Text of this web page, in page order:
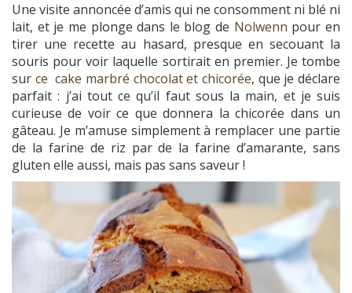
Une visite annoncée d’amis qui ne consomment ni blé ni
lait, et je me plonge dans le blog de Nolwenn pour en
tirer une recette au hasard, presque en secouant la
souris pour voir laquelle sortirait en premier. Je tombe
sur ce cake marbré chocolat et chicorée, que je déclare
parfait : j’ai tout ce qu’il faut sous la main, et je suis
curieuse de voir ce que donnera la chicorée dans un
gâteau. Je m’amuse simplement à remplacer une partie
de la farine de riz par de la farine d’amarante, sans
gluten elle aussi, mais pas sans saveur !